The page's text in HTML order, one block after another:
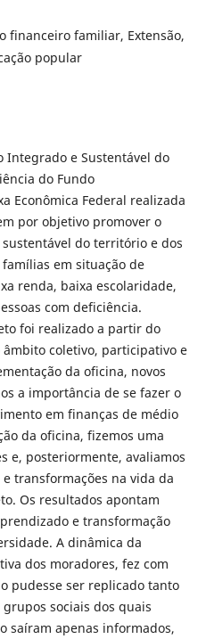
financeiro familiar, Extensão,
popular
Integrado e Sustentável do
do Fundo
Econômica Federal realizada
por objetivo promover o
do território e dos
em situação de
renda, baixa escolaridade,
com deficiência.
foi realizado a partir do
coletivo, participativo e
da oficina, novos
a importância de se fazer o
em finanças de médio
da oficina, fizemos uma
e, posteriormente, avaliamos
transformações na vida da
Os resultados apontam
e transformação
A dinâmica da
dos moradores, fez com
pudesse ser replicado tanto
sociais dos quais
saíram apenas informados,